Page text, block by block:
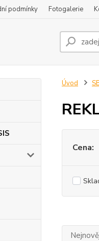
podmínky Fotogalerie
Úvod
Cena: